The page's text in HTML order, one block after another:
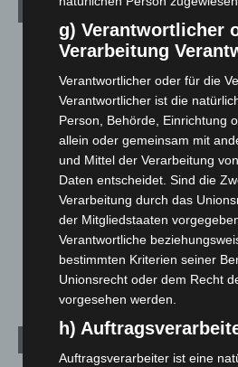
Kategorien
Blaulicht
Corona-News
Hannover und Region
Langenhagen und Ortsteile
Leserbriefe
Menschen
Über uns
Veranstaltungen
g) Verantwortlicher
Verarbeitung
Verantwortlicher oder für die
Verantwortlicher ist die
Person, Behörde, Einrichtung
allein oder gemeinsam mit
und Mittel der Verarbeitung
Daten entscheidet. Sind die
Verarbeitung durch das
der Mitgliedstaaten
Verantwortliche
bestimmten Kriterien seiner
Unionsrecht oder dem Recht
vorgesehen werden.
h)
Auftragsverarbeiter ist eine